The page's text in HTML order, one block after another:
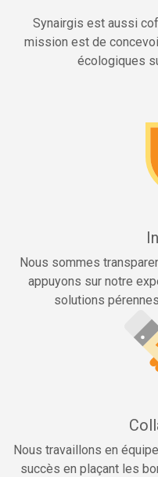
Synairgis est aussi
mission est de
écologiques
Nous sommes
appuyons sur notre
solutions
Nous travaillons en
succès en plaçant les